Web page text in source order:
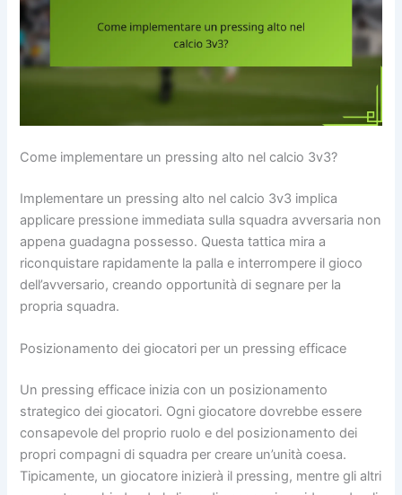
Come implementare un pressing alto nel calcio 3v3?
Implementare un pressing alto nel calcio 3v3 implica
applicare pressione immediata sulla squadra avversaria non
appena guadagna possesso. Questa tattica mira a
riconquistare rapidamente la palla e interrompere il gioco
dell’avversario, creando opportunità di segnare per la
propria squadra.
Posizionamento dei giocatori per un pressing efficace
Un pressing efficace inizia con un posizionamento
strategico dei giocatori. Ogni giocatore dovrebbe essere
consapevole del proprio ruolo e del posizionamento dei
propri compagni di squadra per creare un’unità coesa.
Tipicamente, un giocatore inizierà il pressing, mentre gli altri